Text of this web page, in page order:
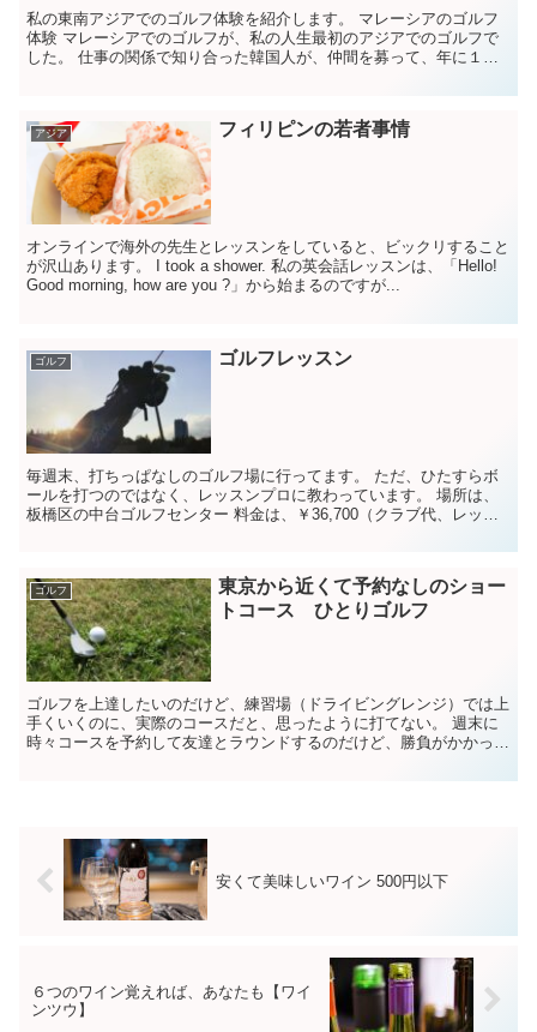
私の東南アジアでのゴルフ体験を紹介します。 マレーシアのゴルフ
体験 マレーシアでのゴルフが、私の人生最初のアジアでのゴルフで
した。 仕事の関係で知り合った韓国人が、仲間を募って、年に１～
アジア フィリピンの若者事情
オンラインで海外の先生とレッスンをしていると、ビックリすること
が沢山あります。 I took a shower. 私の英会話レッスンは、「Hello!
Good morning, how are you ?」から始まるのですが...
ゴルフ ゴルフレッスン
毎週末、打ちっぱなしのゴルフ場に行ってます。 ただ、ひたすらボ
ールを打つのではなく、レッスンプロに教わっています。 場所は、
板橋区の中台ゴルフセンター 料金は、￥36,700（クラブ代、レッス
ゴルフ
東京から近くて予約なしのショー
トコース ひとりゴルフ
ゴルフを上達したいのだけど、練習場（ドライビングレンジ）では上
手くいくのに、実際のコースだと、思ったように打てない。 週末に
時々コースを予約して友達とラウンドするのだけど、勝負がかかって
安くて美味しいワイン 500円以下
６つのワイン覚えれば、あなたも【ワイ
ンツウ】